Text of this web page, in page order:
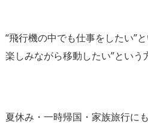
“飛行機の中でも仕事をしたい”
楽しみながら移動したい”という
夏休み・一時帰国・家族旅行に